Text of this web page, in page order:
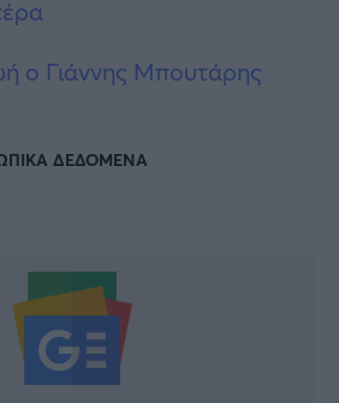
ο Γιάννης Μπουτάρης
ΔΕΔΟΜΕΝΑ